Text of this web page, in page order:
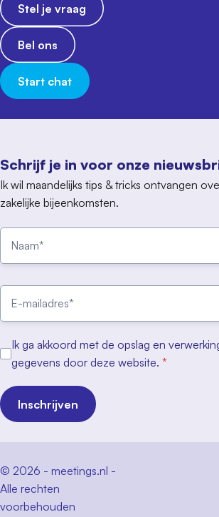
Schrijf je in voor onze
Ik wil maandelijks tips & tricks ontvangen
zakelijke bijeenkomsten.
Ik ga akkoord met de opslag en
gegevens door deze website. *
Inschrijven
Stel je vraag
Bel ons
Start chat
© 2026 - meetings.nl -
Alle rechten
voorbehouden